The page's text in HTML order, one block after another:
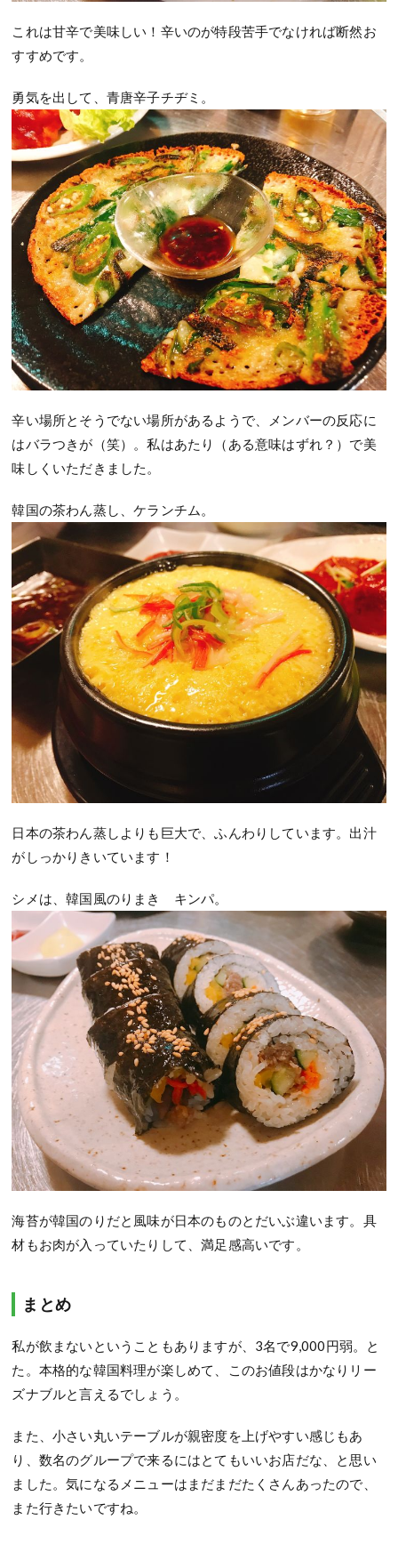
これは甘辛で美味しい！辛いのが特段苦手でなければ断然お
すすめです。
勇気を出して、青唐辛子チヂミ。
辛い場所とそうでない場所があるようで、メンバーの反応に
はバラつきが（笑）。私はあたり（ある意味はずれ？）で美
味しくいただきました。
韓国の茶わん蒸し、ケランチム。
日本の茶わん蒸しよりも巨大で、ふんわりしています。出汁
がしっかりきいています！
シメは、韓国風のりまき キンパ。
海苔が韓国のりだと風味が日本のものとだいぶ違います。具
材もお肉が入っていたりして、満足感高いです。
まとめ
私が飲まないということもありますが、3名で9,000円弱。と
た。本格的な韓国料理が楽しめて、このお値段はかなりリー
ズナブルと言えるでしょう。
また、小さい丸いテーブルが親密度を上げやすい感じもあ
り、数名のグループで来るにはとてもいいお店だな、と思い
ました。気になるメニューはまだまだたくさんあったので、
また行きたいですね。